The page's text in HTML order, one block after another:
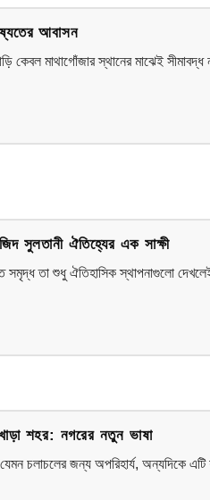
আবাসন
কেবল মাথাগোঁজার স্থানের মাঝেই
সুলতানী ঐতিহ্যের এক সাক্ষী
সমৃদ্ধ তা শুধু ঐতিহাসিক স্থাপনাগুলো
শহর: নগরের নতুন ভাষা
চলাচলের জন্য অপরিহার্য, অন্যদিকে এটি